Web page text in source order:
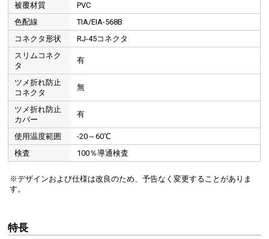
被覆材質
PVC
色配線
TIA/EIA-568B
コネクタ形状
RJ-45コネクタ
スリムコネク
タ
有
ツメ折れ防止
コネクタ
無
ツメ折れ防止
カバー
有
使用温度範囲
-20～60℃
検査
100％導通検査
※デザインおよび仕様は改良のため、予告なく変更することがありま
す。
特長